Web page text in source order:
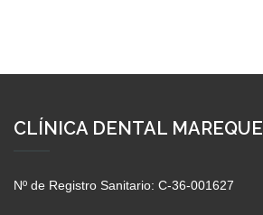
CLÍNICA DENTAL MAREQUE
Nº de Registro Sanitario: C-36-001627